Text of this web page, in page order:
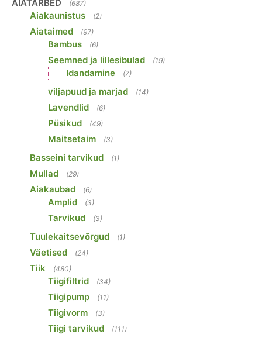
AIATARBED (687)
Aiakaunistus (2)
Aiataimed (97)
Bambus (6)
Seemned ja lillesibulad (19)
Idandamine (7)
viljapuud ja marjad (14)
Lavendlid (6)
Püsikud (49)
Maitsetaim (3)
Basseini tarvikud (1)
Mullad (29)
Aiakaubad (6)
Amplid (3)
Tarvikud (3)
Tuulekaitsevõrgud (1)
Väetised (24)
Tiik (480)
Tiigifiltrid (34)
Tiigipump (11)
Tiigivorm (3)
Tiigi tarvikud (111)